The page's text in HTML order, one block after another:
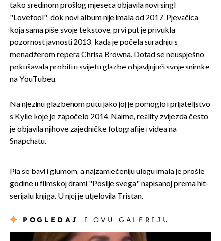
tako sredinom prošlog mjeseca objavila novi singl
"Lovefool", dok novi album nije imala od 2017. Pjevačica,
koja sama piše svoje tekstove, prvi put je privukla
pozornost javnosti 2013. kada je počela suradnju s
menadžerom repera Chrisa Browna. Dotad se neuspješno
pokušavala probiti u svijetu glazbe objavljujući svoje snimke
na YouTubeu.
Na njezinu glazbenom putu jako joj je pomoglo i prijateljstvo
s Kylie koje je započelo 2014. Naime, reality zvijezda često
je objavila njihove zajedničke fotografije i videa na
Snapchatu.
Pia se bavi i glumom, a najzamjećeniju ulogu imala je prošle
godine u filmskoj drami "Poslije svega" napisanoj prema hit-
serijalu knjiga. U njoj je utjelovila Tristan.
POGLEDAJ I OVU GALERIJU